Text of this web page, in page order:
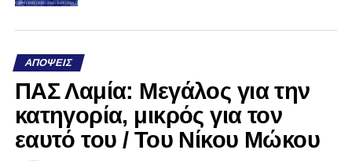
ΑΠΌΨΕΙΣ
ΠΑΣ Λαμία: Μεγάλος για την
κατηγορία, μικρός για τον
εαυτό του / Του Νίκου Μώκου